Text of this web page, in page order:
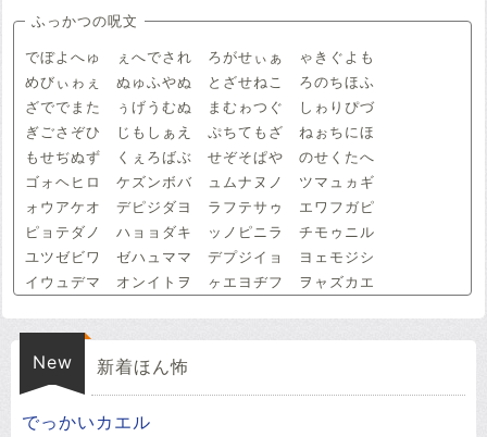
ふっかつの呪文
でぼよへゅ ぇへでされ ろがせぃぁ ゃきぐよも
めびぃゎぇ ぬゅふやぬ とざせねこ ろのちほふ
ざででまた ぅげうむぬ まむゎつぐ しゎりぴづ
ぎごさぞひ じもしぁえ ぷちてもざ ねぉちにほ
もせぢぬず くぇろばぶ せぞそぱや のせくたへ
ゴォヘヒロ ケズンボバ ュムナヌノ ツマュヵギ
ォウアケオ デピジダヨ ラフテサゥ エワフガピ
ピョテダノ ハョョダキ ッノピニラ チモゥニル
ユツゼビワ ゼハュママ デプジイョ ヨェモジシ
イウュデマ オンイトヲ ヶエヨヂフ ヲャズカエ
New 新着ほん怖
でっかいカエル